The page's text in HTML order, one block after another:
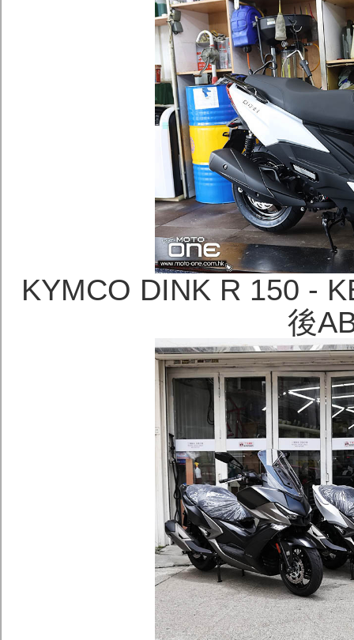
KYMCO DINK R 150 -
後